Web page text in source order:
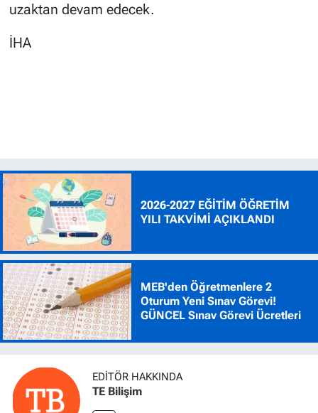
uzaktan devam edecek.
İHA
2026-2027 EĞİTİM ÖĞRETİM
YILI TAKVİMİ AÇIKLANDI
MEB'den Öğretmenlere 2
Oturum Yeni Sınav Görevi!
GÜNCEL Sınav Görevi Ücretleri
EDITÖR HAKKINDA
TE Bilişim